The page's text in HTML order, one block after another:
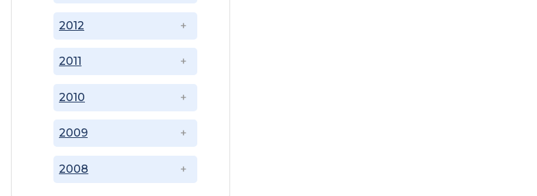
2008
2009
2010
2011
2012